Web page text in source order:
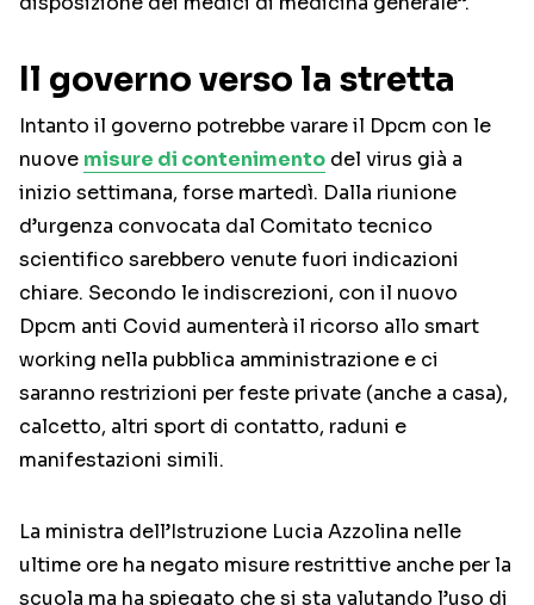
Il governo verso la stretta
Intanto il governo potrebbe varare il Dpcm con le
nuove misure di contenimento del virus già a
inizio settimana, forse martedì. Dalla riunione
d’urgenza convocata dal Comitato tecnico
scientifico sarebbero venute fuori indicazioni
chiare. Secondo le indiscrezioni, con il nuovo
Dpcm anti Covid aumenterà il ricorso allo smart
working nella pubblica amministrazione e ci
saranno restrizioni per feste private (anche a casa),
calcetto, altri sport di contatto, raduni e
manifestazioni simili.
La ministra dell’Istruzione Lucia Azzolina nelle
ultime ore ha negato misure restrittive anche per la
scuola ma ha spiegato che si sta valutando l’uso di